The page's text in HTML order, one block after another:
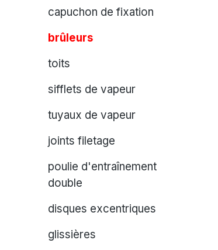
capuchon de fixation
brûleurs
toits
sifflets de vapeur
tuyaux de vapeur
joints filetage
poulie d'entraînement
double
disques excentriques
glissières